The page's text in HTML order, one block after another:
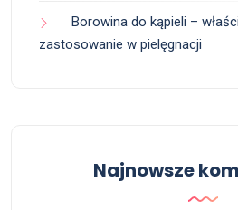
Borowina do kąpieli –
zastosowanie w pielęgnacji
Najnowsze